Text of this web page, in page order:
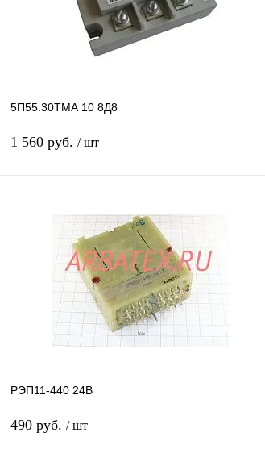
5П55.30ТМА 10 8Д8
1 560 руб. / шт
Купить в 1 клик Сравнение
В избранное
наличии
РЭП11-440 24В
490 руб. / шт